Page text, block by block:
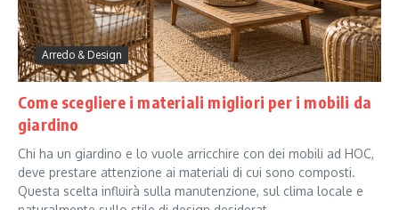
Arredo & Design
Come scegliere i materiali migliori per i mobili da
giardino
Chi ha un giardino e lo vuole arricchire con dei mobili ad HOC,
deve prestare attenzione ai materiali di cui sono composti.
Questa scelta influirà sulla manutenzione, sul clima locale e